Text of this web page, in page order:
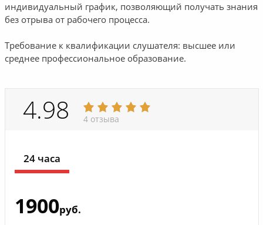
индивидуальный график, позволяющий получать знания
без отрыва от рабочего процесса.
Требование к квалификации слушателя: высшее или
среднее профессиональное образование.
4.98 4 отзыва
24 часа
1900руб.